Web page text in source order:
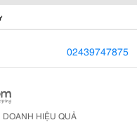
02439747875
HIỆU QUẢ